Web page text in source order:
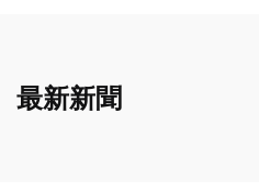
最新新聞